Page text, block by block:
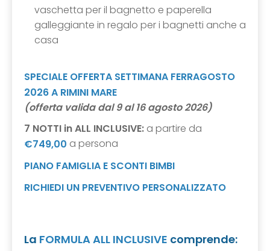
vaschetta per il bagnetto e paperella
galleggiante in regalo per i bagnetti anche a
casa
SPECIALE OFFERTA SETTIMANA FERRAGOSTO
2026 A RIMINI MARE
(offerta valida dal 9 al 16 agosto 2026)
7 NOTTI in ALL INCLUSIVE: a partire da
€749,00 a persona
PIANO FAMIGLIA E SCONTI BIMBI
RICHIEDI UN PREVENTIVO PERSONALIZZATO
La FORMULA ALL INCLUSIVE comprende: